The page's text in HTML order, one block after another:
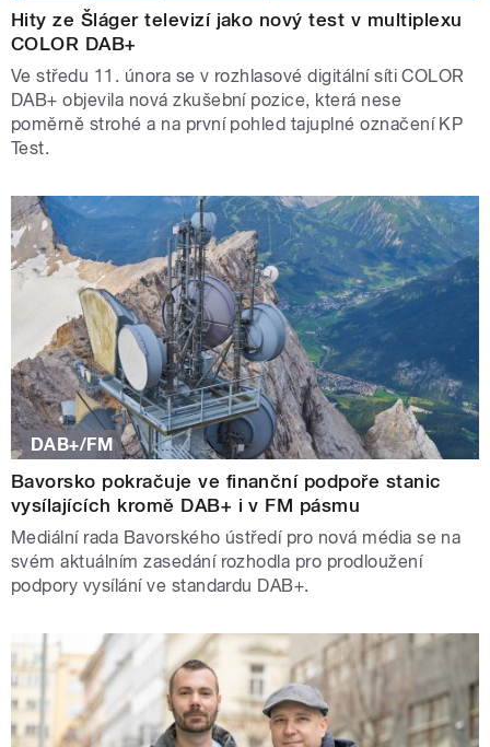
Hity ze Šláger televizí jako nový test v multiplexu
COLOR DAB+
Ve středu 11. února se v rozhlasové digitální síti COLOR
DAB+ objevila nová zkušební pozice, která nese
poměrně strohé a na první pohled tajuplné označení KP
Test.
DAB+/FM
Bavorsko pokračuje ve finanční podpoře stanic
vysílajících kromě DAB+ i v FM pásmu
Mediální rada Bavorského ústředí pro nová média se na
svém aktuálním zasedání rozhodla pro prodloužení
podpory vysílání ve standardu DAB+.